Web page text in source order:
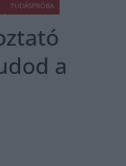
TUDÁSPRÓBA
a